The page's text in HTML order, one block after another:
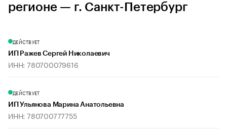
регионе — г. Санкт-Петербург
ДЕЙСТВУЕТ
ИП Ражев Сергей Николаевич
ИНН: 780700079616
ДЕЙСТВУЕТ
ИП Ульянова Марина Анатольевна
ИНН: 780700777755